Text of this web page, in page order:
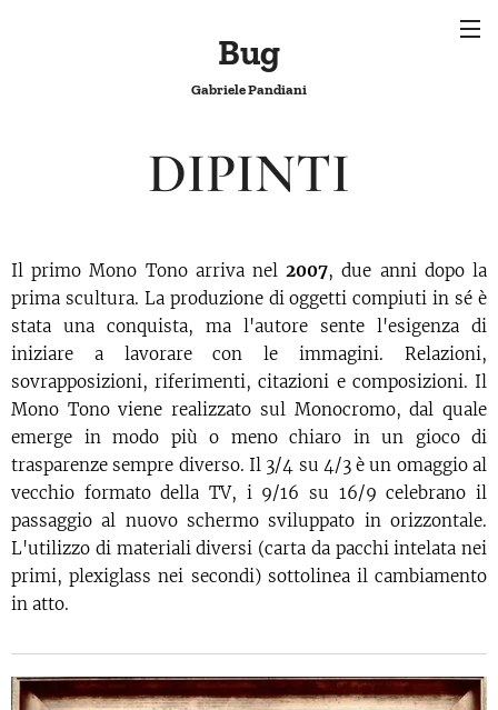
Bug
Gabriele Pandiani
DIPINTI
Il primo Mono Tono arriva nel2007, due anni dopo la
prima scultura. La produzione di oggetti compiuti in sé è
stata una conquista, ma l'autore sente l'esigenza di
iniziare a lavorare con le immagini. Relazioni,
sovrapposizioni, riferimenti, citazioni e composizioni. Il
Mono Tono viene realizzato sul Monocromo, dal quale
emerge in modo più o meno chiaro in un gioco di
trasparenze sempre diverso. Il 3/4 su 4/3 è un omaggio al
vecchio formato della TV, i 9/16 su 16/9 celebrano il
passaggio al nuovo schermo sviluppato in orizzontale.
L'utilizzo di materiali diversi (carta da pacchi intelata nei
primi, plexiglass nei secondi) sottolinea il cambiamento
in atto.